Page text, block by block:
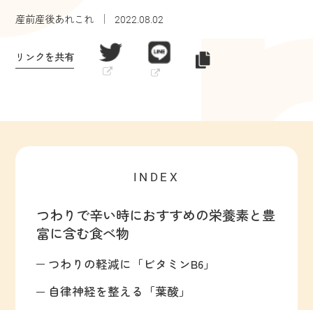
産前産後あれこれ 2022.08.02
リンクを共有
INDEX
つわりで辛い時におすすめの栄養素と豊
富に含む食べ物
つわりの軽減に「ビタミンB6」
自律神経を整える「葉酸」